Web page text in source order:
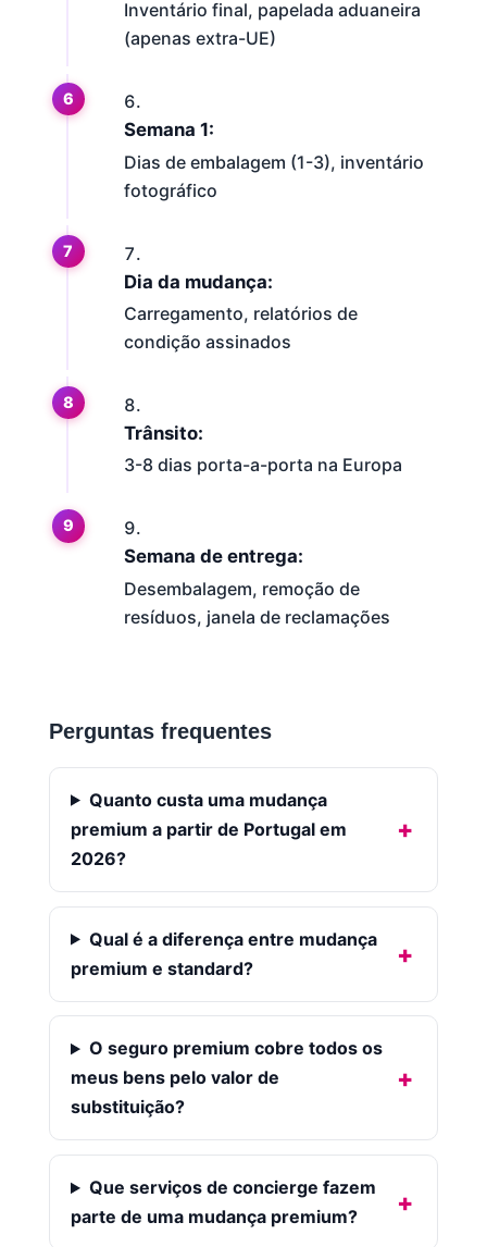
Inventário final, papelada aduaneira
(apenas extra-UE)
Semana 1:
Dias de embalagem (1-3), inventário
fotográfico
Dia da mudança:
Carregamento, relatórios de
condição assinados
Trânsito:
3-8 dias porta-a-porta na Europa
Semana de entrega:
Desembalagem, remoção de
resíduos, janela de reclamações
Perguntas frequentes
Quanto custa uma mudança
premium a partir de Portugal em
2026?
Qual é a diferença entre mudança
premium e standard?
O seguro premium cobre todos os
meus bens pelo valor de
substituição?
Que serviços de concierge fazem
parte de uma mudança premium?